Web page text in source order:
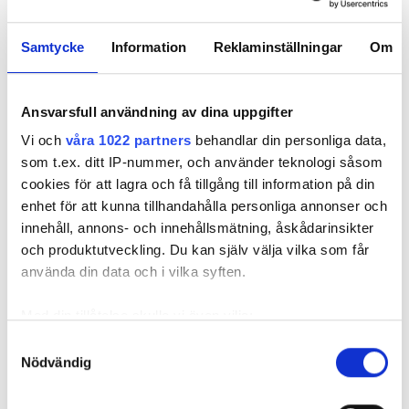
Samtycke Information Reklaminställningar Om
Ansvarsfull användning av dina uppgifter
Vi och våra 1022 partners behandlar din personliga data,
som t.ex. ditt IP-nummer, och använder teknologi såsom
cookies för att lagra och få tillgång till information på din
enhet för att kunna tillhandahålla personliga annonser och
innehåll, annons- och innehållsmätning, åskådarinsikter
och produktutveckling. Du kan själv välja vilka som får
använda din data och i vilka syften.
som kan ha en noggrannhet på upp till flera meter
Nödvändig
Nya solblomman
följer solen
effektivt – men
”Ville få in
solceller som en
naturlig del”
Var det
ansluta en